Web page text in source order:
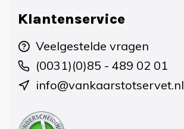
Klantenservice
Veelgestelde vragen
(0031)(0)85 - 489 02 01
info@vankaarstotservet.nl